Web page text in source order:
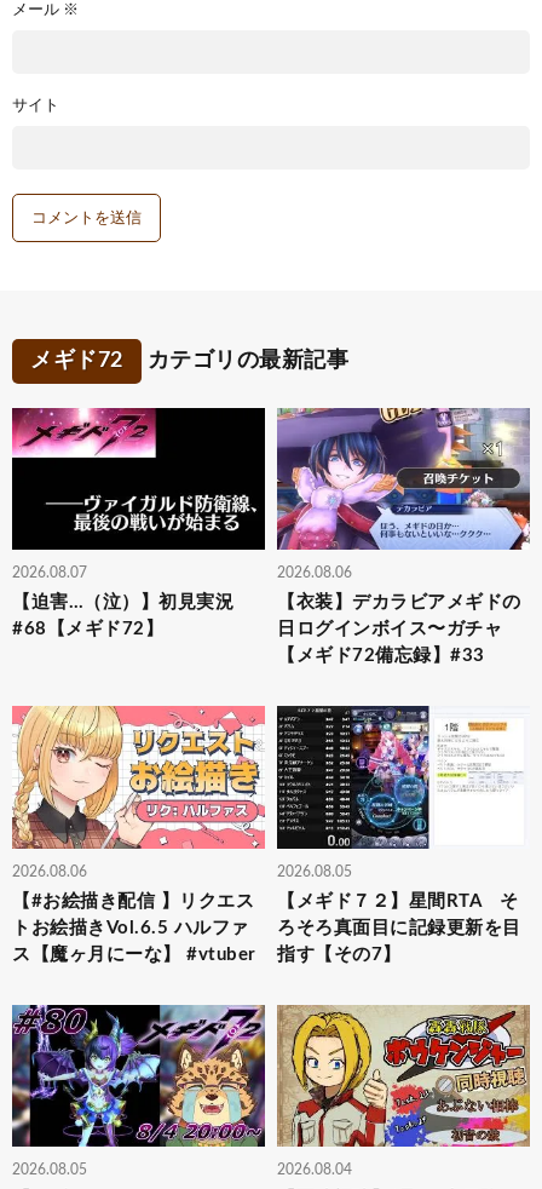
メール ※
サイト
メギド72 カテゴリの最新記事
2026.08.07
【迫害…（泣）】初見実況
#68【メギド72】
2026.08.06
【衣装】デカラビアメギドの
日ログインボイス〜ガチャ
【メギド72備忘録】#33
2026.08.06
【#お絵描き配信 】リクエス
トお絵描きVol.6.5 ハルファ
ス【魔ヶ月にーな】 #vtuber
2026.08.05
【メギド７２】星間RTA そ
ろそろ真面目に記録更新を目
指す【その7】
2026.08.05 2026.08.04